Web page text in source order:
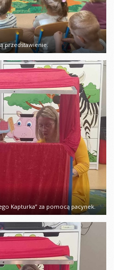
przedstawienie.
Kapturka” za pomocą pacynek.